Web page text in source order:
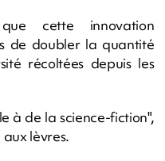
cette innovation
de doubler la quantité
récoltées depuis les
à de la science-fiction",
lèvres.